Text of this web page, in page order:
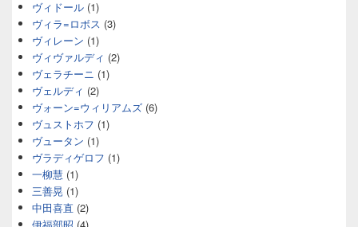
ヴィドール (1)
ヴィラ=ロボス (3)
ヴィレーン (1)
ヴィヴァルディ (2)
ヴェラチーニ (1)
ヴェルディ (2)
ヴォーン=ウィリアムズ (6)
ヴュストホフ (1)
ヴュータン (1)
ヴラディゲロフ (1)
一柳慧 (1)
三善晃 (1)
中田喜直 (2)